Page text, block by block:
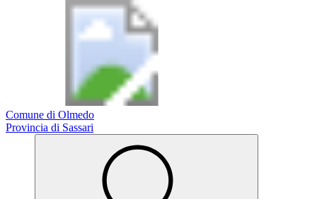
Comune di Olmedo
Provincia di Sassari